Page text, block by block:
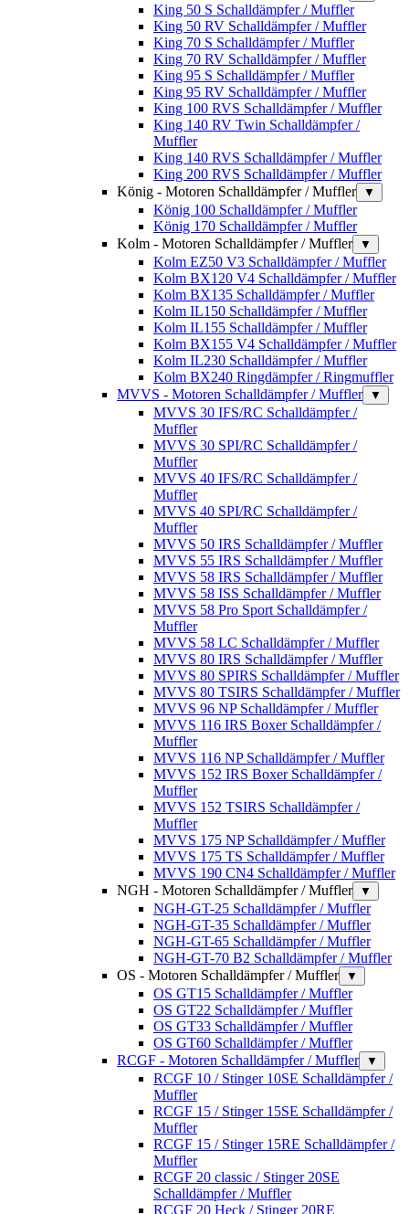
King 50 S Schalldämpfer / Muffler
King 50 RV Schalldämpfer / Muffler
King 70 S Schalldämpfer / Muffler
King 70 RV Schalldämpfer / Muffler
King 95 S Schalldämpfer / Muffler
King 95 RV Schalldämpfer / Muffler
King 100 RVS Schalldämpfer / Muffler
King 140 RV Twin Schalldämpfer /
Muffler
King 140 RVS Schalldämpfer / Muffler
King 200 RVS Schalldämpfer / Muffler
König - Motoren Schalldämpfer / Muffler
▼
König 100 Schalldämpfer / Muffler
König 170 Schalldämpfer / Muffler
Kolm - Motoren Schalldämpfer / Muffler
▼
Kolm EZ50 V3 Schalldämpfer / Muffler
Kolm BX120 V4 Schalldämpfer / Muffler
Kolm BX135 Schalldämpfer / Muffler
Kolm IL150 Schalldämpfer / Muffler
Kolm IL155 Schalldämpfer / Muffler
Kolm BX155 V4 Schalldämpfer / Muffler
Kolm IL230 Schalldämpfer / Muffler
Kolm BX240 Ringdämpfer / Ringmuffler
MVVS - Motoren Schalldämpfer / Muffler
▼
MVVS 30 IFS/RC Schalldämpfer /
Muffler
MVVS 30 SPI/RC Schalldämpfer /
Muffler
MVVS 40 IFS/RC Schalldämpfer /
Muffler
MVVS 40 SPI/RC Schalldämpfer /
Muffler
MVVS 50 IRS Schalldämpfer / Muffler
MVVS 55 IRS Schalldämpfer / Muffler
MVVS 58 IRS Schalldämpfer / Muffler
MVVS 58 ISS Schalldämpfer / Muffler
MVVS 58 Pro Sport Schalldämpfer /
Muffler
MVVS 58 LC Schalldämpfer / Muffler
MVVS 80 IRS Schalldämpfer / Muffler
MVVS 80 SPIRS Schalldämpfer / Muffler
MVVS 80 TSIRS Schalldämpfer / Muffler
MVVS 96 NP Schalldämpfer / Muffler
MVVS 116 IRS Boxer Schalldämpfer /
Muffler
MVVS 116 NP Schalldämpfer / Muffler
MVVS 152 IRS Boxer Schalldämpfer /
Muffler
MVVS 152 TSIRS Schalldämpfer /
Muffler
MVVS 175 NP Schalldämpfer / Muffler
MVVS 175 TS Schalldämpfer / Muffler
MVVS 190 CN4 Schalldämpfer / Muffler
NGH - Motoren Schalldämpfer / Muffler
▼
NGH-GT-25 Schalldämpfer / Muffler
NGH-GT-35 Schalldämpfer / Muffler
NGH-GT-65 Schalldämpfer / Muffler
NGH-GT-70 B2 Schalldämpfer / Muffler
OS - Motoren Schalldämpfer / Muffler
▼
OS GT15 Schalldämpfer / Muffler
OS GT22 Schalldämpfer / Muffler
OS GT33 Schalldämpfer / Muffler
OS GT60 Schalldämpfer / Muffler
RCGF - Motoren Schalldämpfer / Muffler
▼
RCGF 10 / Stinger 10SE Schalldämpfer /
Muffler
RCGF 15 / Stinger 15SE Schalldämpfer /
Muffler
RCGF 15 / Stinger 15RE Schalldämpfer /
Muffler
RCGF 20 classic / Stinger 20SE
Schalldämpfer / Muffler
RCGF 20 Heck / Stinger 20RE